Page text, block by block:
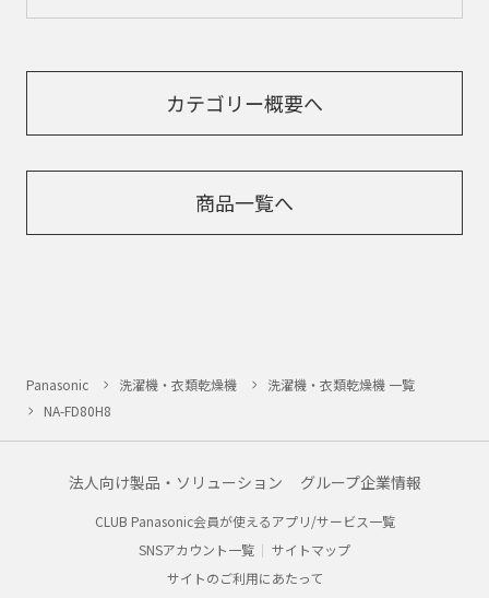
カテゴリー概要へ
商品一覧へ
Panasonic 洗濯機・衣類乾燥機
洗濯機・衣類乾燥機 一覧
NA-FD80H8
法人向け製品・ソリューション グループ企業情報
CLUB Panasonic会員が使えるアプリ/サービス一覧
SNSアカウント一覧
サイトマップ
サイトのご利用にあたって